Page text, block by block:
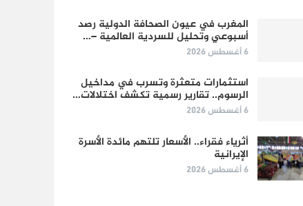
المغرب في عيون الصحافة الدولية رصد
أسبوعي وتحليل للسردية العالمية –…
6 أغسطس 2026
استثمارات متعثرة وتسرب في مداخيل
الرسوم.. تقارير رسمية تكشف اختلالات…
6 أغسطس 2026
أثرياء فقراء.. الأسعار تلتهم مائدة الأسرة
الإيرانية
6 أغسطس 2026